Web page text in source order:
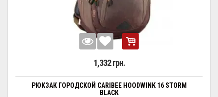
1,332 грн.
РЮКЗАК ГОРОДСКОЙ CARIBEE HOODWINK 16 STORM
BLACK